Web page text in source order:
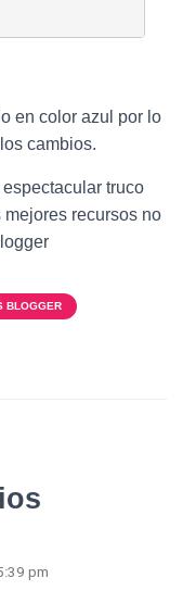
en color azul por lo
cambios.
truco
recursos no
BLOGGER
pm